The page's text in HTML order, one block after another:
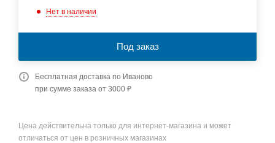
Нет в наличии
Под заказ
Бесплатная доставка по Иваново
при сумме заказа от 3000 ₽
Цена действительна только для интернет-магазина и может
отличаться от цен в розничных магазинах